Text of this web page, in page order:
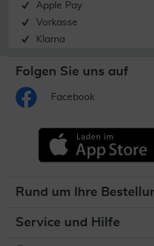
Apple Pay
Vorkasse
Klarna
Folgen Sie uns auf
Facebook
Rund um Ihre
Service und Hilfe